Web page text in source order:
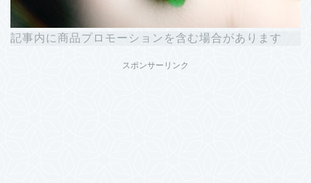
記事内に商品プロモーションを含む場合があります
スポンサーリンク